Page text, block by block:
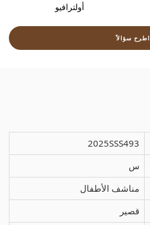
أولترافيو
اطرح سؤالاً
2025SSS493
س
مناشف الأطفال
قصير